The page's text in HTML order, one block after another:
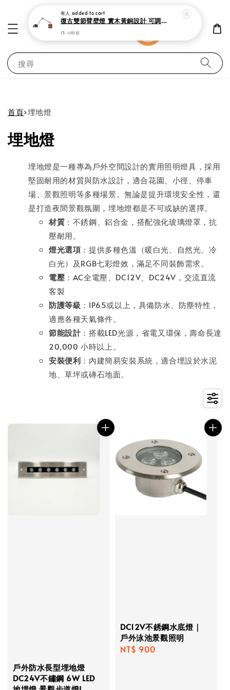
搜尋
首頁›埋地燈
埋地燈
埋地燈是一種專為戶外空間設計的實用照明燈具，採用
堅固耐用的材質與防水設計，適合花園、小徑、停車
場、景觀照明等多種場景。無論是提升環境安全性，還
是打造夜間景觀氛圍，埋地燈都是不可或缺的選擇。
材質 ：不銹鋼、鋁合金，搭配強化玻璃燈罩，抗
壓耐用。
燈光選項 ：提供多種色溫（暖白光、自然光、冷
白光）及RGB七彩燈效，滿足不同裝飾需求。
電壓 ：AC全電壓、DC12V、DC24V，交流直流
客製
防護等級 ：IP65或以上，具備防水、防塵特性，
適應各種天氣條件。
節能設計：搭載LED光源，省電又環保，壽命長達
20,000 小時以上。
安裝便利 ：內建簡易安裝系統，適合埋設於水泥
地、草坪或磚石地面。
戶外防水長型埋地燈
DC24V不鏽鋼 6W LED
DC12V不銹鋼水底燈｜
戶外泳池景觀照明
Regular
NT$ 900
有人 added to cart
復古雙節臂壁燈 實木黃銅設計 可調式工作閱讀燈
13 小時前